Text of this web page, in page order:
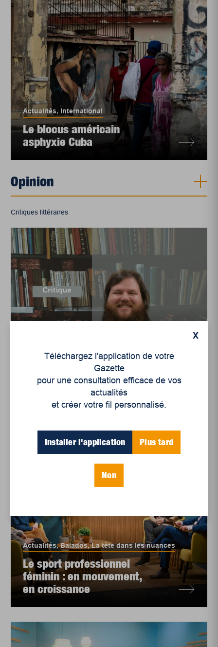
Actualités, International
Le blocus américain
asphyxie Cuba
Opinion
Critiques littéraires
Busque-Dubois : du chaos
Actualités,Balados,La tête dans les nuances
Le sport professionnel
féminin : en mouvement,
en croissance
X
Téléchargez l'application de votre
Gazette
pour une consultation efficace de vos
actualités
et créer votre fil personnalisé.
Installer l'application Plus tard
Non